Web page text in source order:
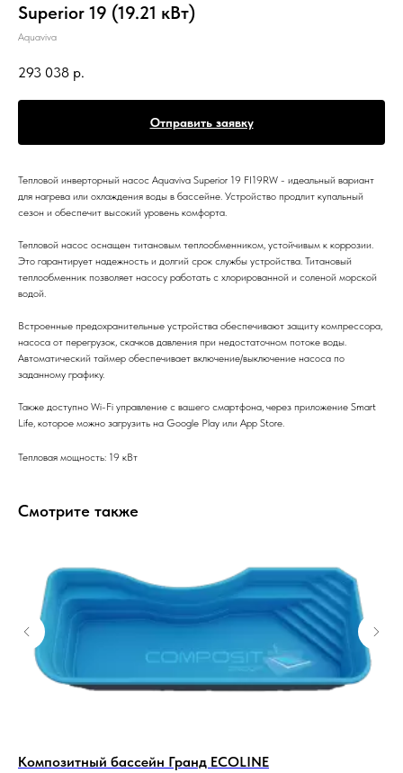
Superior 19 (19.21 кВт)
Aquaviva
293 038 р.
Отправить заявку
Тепловой инверторный насос Aquaviva Superior 19 FI19RW - идеальный вариант
для нагрева или охлаждения воды в бассейне. Устройство продлит купальный
сезон и обеспечит высокий уровень комфорта.
Тепловой насос оснащен титановым теплообменником, устойчивым к коррозии.
Это гарантирует надежность и долгий срок службы устройства. Титановый
теплообменник позволяет насосу работать с хлорированной и соленой морской
водой.
Встроенные предохранительные устройства обеспечивают защиту компрессора,
насоса от перегрузок, скачков давления при недостаточном потоке воды.
Автоматический таймер обеспечивает включение/выключение насоса по
заданному графику.
Также доступно Wi-Fi управление с вашего смартфона, через приложение Smart
Life, которое можно загрузить на Google Play или App Store.
Тепловая мощность: 19 кВт
Смотрите также
Композитный бассейн Гранд ECOLINE